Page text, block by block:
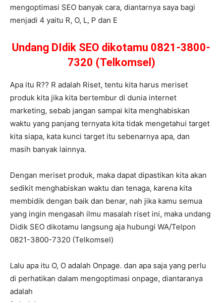
mengoptimasi SEO banyak cara, diantarnya saya bagi
menjadi 4 yaitu R, O, L, P dan E
Undang DIdik SEO dikotamu 0821-3800-
7320 (Telkomsel)
Apa itu R?? R adalah Riset, tentu kita harus meriset
produk kita jika kita bertembur di dunia internet
marketing, sebab jangan sampai kita menghabiskan
waktu yang panjang ternyata kita tidak mengetahui target
kita siapa, kata kunci target itu sebenarnya apa, dan
masih banyak lainnya.
Dengan meriset produk, maka dapat dipastikan kita akan
sedikit menghabiskan waktu dan tenaga, karena kita
membidik dengan baik dan benar, nah jika kamu semua
yang ingin mengasah ilmu masalah riset ini, maka undang
Didik SEO dikotamu langsung aja hubungi WA/Telpon
0821-3800-7320 (Telkomsel)
Lalu apa itu O, O adalah Onpage. dan apa saja yang perlu
di perhatikan dalam mengoptimasi onpage, diantaranya
adalah